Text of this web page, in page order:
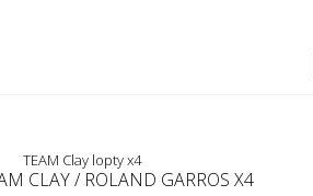
CLAY / ROLAND GARROS X4